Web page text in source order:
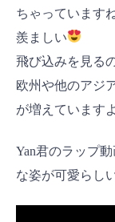
ちゃっていますね
羨ましい
飛び込みを見る
欧州や他のアジ
が増えていますよ
Yan君のラップ
な姿が可愛らし